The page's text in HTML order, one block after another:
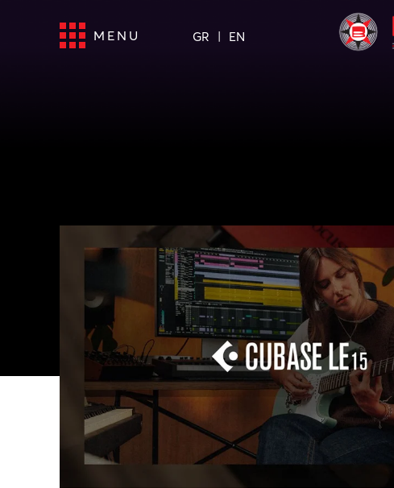
MENU GR EN